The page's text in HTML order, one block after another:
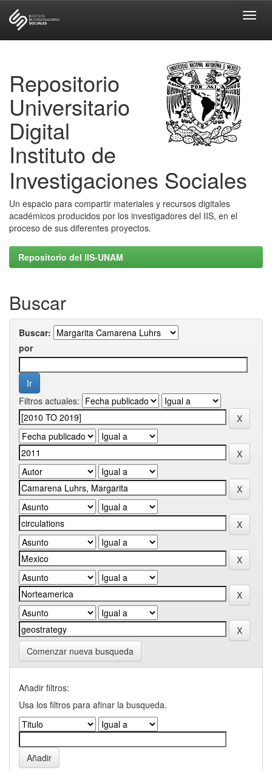
Repositorio
Universitario
Digital
Instituto de
Investigaciones Sociales
Un espacio para compartir materiales y recursos digitales
académicos producidos por los investigadores del IIS, en el
proceso de sus diferentes proyectos.
Repositorio del IIS-UNAM
Buscar
Buscar:
por
Filtros actuales:
Comenzar nueva busqueda
Añadir filtros:
Usa los filtros para afinar la busqueda.